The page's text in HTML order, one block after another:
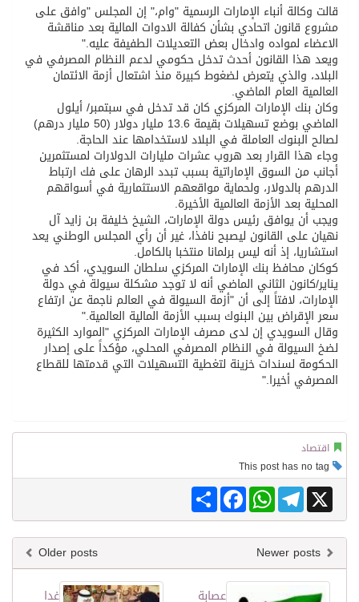
كسوة الكعبة تعتلي البيت العتيق
قالت وكالة أنباء الإمارات الرسمية "وام،" إن المجلس "وافق على
مشروع قانون اتحادي بشأن كفالة الادوات المالية بعد مناقشة
الاعضاء لمواده وادخال بعض التعديلات الطفيفة عليه."
ويعد هذا القانون أحدث تدخل حكومي لدعم النظام المصرفي في
البلاد، والذي يتعرض لضغوط كبيرة منذ اشتعال أزمة الائتمان
العالمية العام الماضي.
وكان بنك الإمارات المركزي كان قد تدخل في سبتمبر/ أيلول
الماضي بوضع تسهيلات بقيمة 13.6 مليار دولار (50 مليار درهم)
لصالح البنوك العاملة في البلاد لاستخدامها عند الحاجة.
وجاء هذا القرار بعد هروب عشرات مليارات الدولارات لمستثمرين
أجانب من السوق الإماراتية بسبب تبدد الرهان على فك ارتباط
الدرهم بالدولار، ولحماية مواقعهم الاستثمارية في أسواقهم
المحلية بعد الأزمة العالمية الأخيرة.
ويجب أن يوافق رئيس دولة الإمارات، الشيخ خليفة بن زايد آل
نهيان على القانون ليصبح نافذا، غير أن رأي المجلس الوطني يعد
استشاريا، إذ أنه ليس برلمانا منتخبا بالكامل.
كوكان محافظ بنك الإمارات المركزي سلطان السويدي، أكد في
يناير/كانون الثاني الماضي أنه لا توجد مشكلة سيولة في دولة
الإمارات، لافتاً إلى أن "أزمة السيولة في العالم ناجمة عن ارتفاع
سعر الإقراض بين البنوك بسبب الأزمة المالية العالمية."
وقال السويدي إن لدى مصرف الإمارات المركزي "الموارد الكثيرة
لضخ السيولة في النظام المصرفي المحلي، مؤكداً على إصدار
الحكومة لسندات خزينة لتغطية التسهيلات التي قدمتها للقطاع
المصرفي أخيرا."
اقتصاد
Share
FacebookWhatsAppTelegram X
Older posts
غدا
عصابة